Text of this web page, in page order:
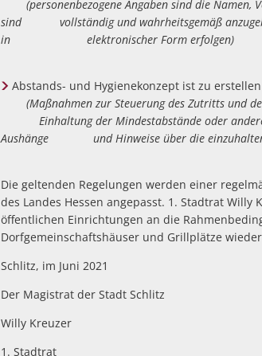
(personenbezogene Angaben sind die Namen,
sind vollständig und wahrheitsgemäß
in elektronischer Form erfolgen)
Abstands- und Hygienekonzept ist zu
(Maßnahmen zur Steuerung des Zutritts und
Einhaltung der Mindestabstände oder andere
Aushänge und Hinweise über die
Die geltenden Regelungen werden einer
des Landes Hessen angepasst. 1. Stadtrat
öffentlichen Einrichtungen an die
Dorfgemeinschaftshäuser und Grillplätze
Schlitz, im Juni 2021
Der Magistrat der Stadt Schlitz
Willy Kreuzer
1. Stadtrat